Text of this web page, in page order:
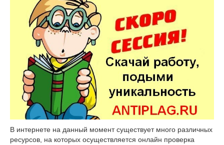
В интернете на данный момент существует много различных
ресурсов, на которых осуществляется онлайн проверка